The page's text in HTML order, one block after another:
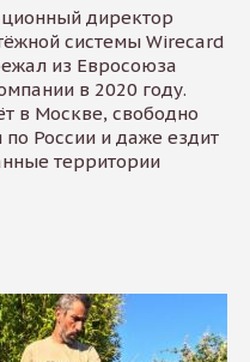
директор
системы Wirecard
из Евросоюза
в 2020 году.
в Москве, свободно
России и даже ездит
территории